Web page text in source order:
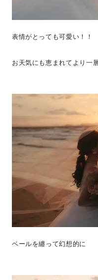
表情がとっても可愛い！！
お天気にも恵まれてより一
ベールを纏って幻想的に